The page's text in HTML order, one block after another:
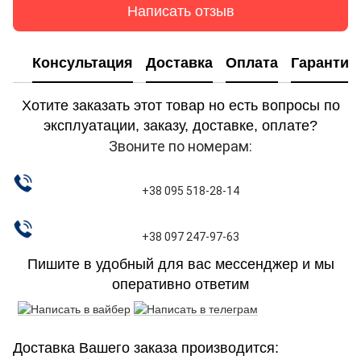
Написать отзыв
Консультация Доставка Оплата Гарантия
Хотите заказать этот товар но есть вопросы по
эксплуатации, заказу, доставке, оплате?
Звоните по номерам:
+38 095 518-28-14
+38 097 247-97-63
Пишите в удобный для вас мессенджер и мы
оперативно ответим
Доставка Вашего заказа производится: